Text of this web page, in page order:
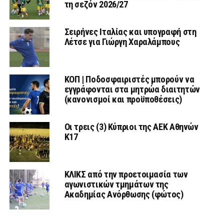
τη σεζόν 2026/27
Σειρήνες Ιταλίας και υπογραφή στη
Λέτσε για Γιώργη Χαραλάμπους
ΚΟΠ | Ποδοσφαιριστές μπορούν να
εγγράφονται στα μητρώα διαιτητών
(κανονισμοί και προϋποθέσεις)
Οι τρεις (3) Κύπριοι της ΑΕΚ Αθηνών
Κ17
ΚΛΙΚΣ από την προετοιμασία των
αγωνιστικών τμημάτων της
Ακαδημίας Ανόρθωσης (φώτος)